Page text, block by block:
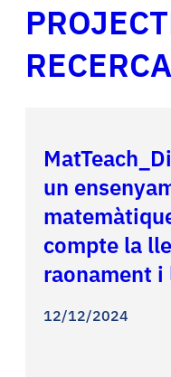
RECERCA
un
compte la
raonament i
12/12/2024